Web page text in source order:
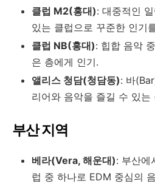
클럽 M2(홍대): 대중적인
있는 클럽으로 꾸준한 인기
클럽 NB(홍대): 힙합 음악
은 층에게 인기.
앨리스 청담(청담동): 바
리어와 음악을 즐길 수 있는
부산 지역
베라(Vera, 해운대): 부산에
럽 중 하나로 EDM 중심의